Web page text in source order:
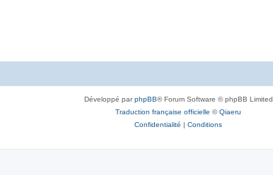
Développé parphpBB® Forum Software © phpBB Limited
Traduction française officielle ©Qiaeru
Confidentialité | Conditions